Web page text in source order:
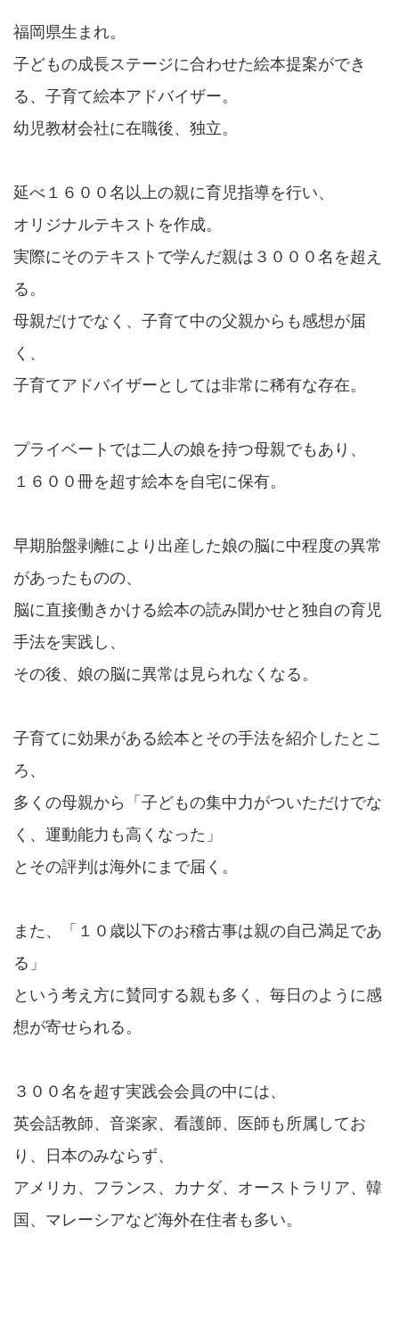
福岡県生まれ。
子どもの成長ステージに合わせた絵本提案ができ
る、子育て絵本アドバイザー。
幼児教材会社に在職後、独立。
延べ１６００名以上の親に育児指導を行い、
オリジナルテキストを作成。
実際にそのテキストで学んだ親は３０００名を超え
る。
母親だけでなく、子育て中の父親からも感想が届
く、
子育てアドバイザーとしては非常に稀有な存在。
プライベートでは二人の娘を持つ母親でもあり、
１６００冊を超す絵本を自宅に保有。
早期胎盤剥離により出産した娘の脳に中程度の異常
があったものの、
脳に直接働きかける絵本の読み聞かせと独自の育児
手法を実践し、
その後、娘の脳に異常は見られなくなる。
子育てに効果がある絵本とその手法を紹介したとこ
ろ、
多くの母親から「子どもの集中力がついただけでな
く、運動能力も高くなった」
とその評判は海外にまで届く。
また、「１０歳以下のお稽古事は親の自己満足であ
る」
という考え方に賛同する親も多く、毎日のように感
想が寄せられる。
３００名を超す実践会会員の中には、
英会話教師、音楽家、看護師、医師も所属してお
り、日本のみならず、
アメリカ、フランス、カナダ、オーストラリア、韓
国、マレーシアなど海外在住者も多い。